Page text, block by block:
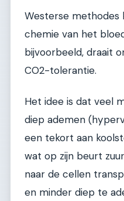
Westerse methodes
chemie van het
bijvoorbeeld, draait
CO2-tolerantie.
Het idee is dat veel
diep ademen
een tekort aan
wat op zijn beurt
naar de cellen
en minder diep te